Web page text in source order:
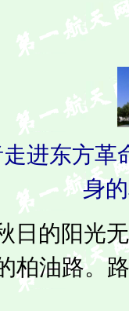
进东方
身
日的阳光
柏油路。